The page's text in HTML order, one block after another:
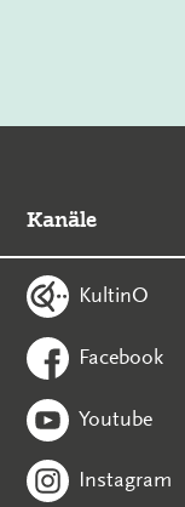
Kanäle
KultinO
Facebook
Youtube
Instagram